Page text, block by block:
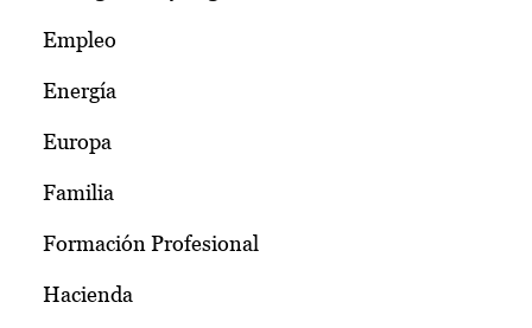
Empleo
Energía
Europa
Familia
Formación Profesional
Hacienda